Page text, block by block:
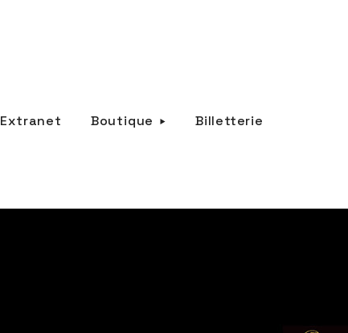
Extranet Boutique Billetterie